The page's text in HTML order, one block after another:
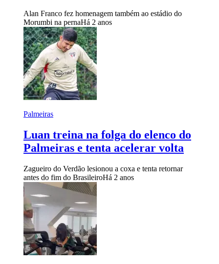
Alan Franco fez homenagem também ao estádio do
Morumbi na pernaHá 2 anos
Palmeiras
Luan treina na folga do elenco do
Palmeiras e tenta acelerar volta
Zagueiro do Verdão lesionou a coxa e tenta retornar
antes do fim do BrasileiroHá 2 anos